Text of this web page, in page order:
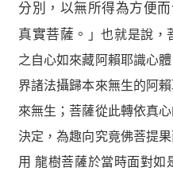
分別，以無所得為方便
真實菩薩。 」也就是說，
之自心如來藏阿賴耶識心
界諸法攝歸本來無生的阿
來無生；菩薩從此轉依真
決定，為趣向究竟佛菩提
用 龍樹菩薩於當時面對如